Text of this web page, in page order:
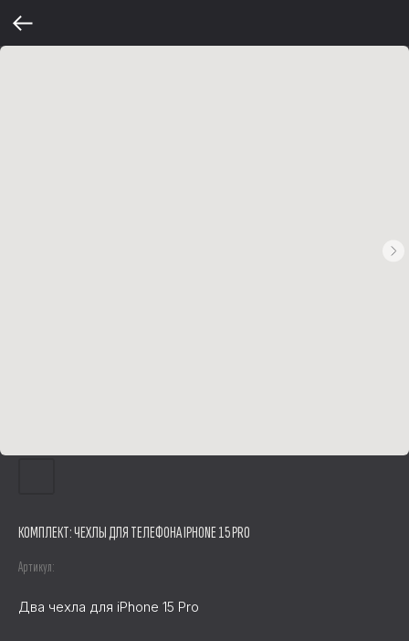
КОМПЛЕКТ: ЧЕХЛЫ ДЛЯ ТЕЛЕФОНА IPHONE 15 PRO
Артикул:
Два чехла для iPhone 15 Pro